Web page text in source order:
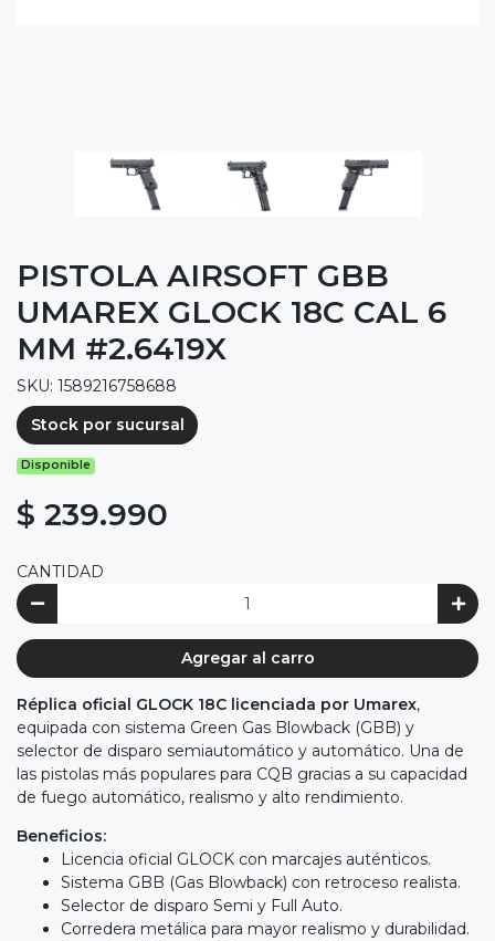
PISTOLA AIRSOFT GBB
UMAREX GLOCK 18C CAL 6
MM #2.6419X
SKU: 1589216758688
Stock por sucursal
Disponible
$ 239.990
CANTIDAD
Agregar al carro
Réplica oficial GLOCK 18C licenciada por Umarex,
equipada con sistema Green Gas Blowback (GBB) y
selector de disparo semiautomático y automático. Una de
las pistolas más populares para CQB gracias a su capacidad
de fuego automático, realismo y alto rendimiento.
Beneficios:
Licencia oficial GLOCK con marcajes auténticos.
Sistema GBB (Gas Blowback) con retroceso realista.
Selector de disparo Semi y Full Auto.
Corredera metálica para mayor realismo y durabilidad.